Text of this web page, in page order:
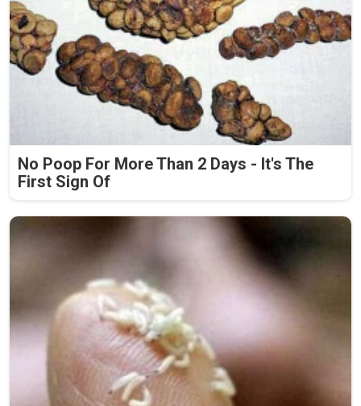
No Poop For More Than 2 Days - It's The
First Sign Of